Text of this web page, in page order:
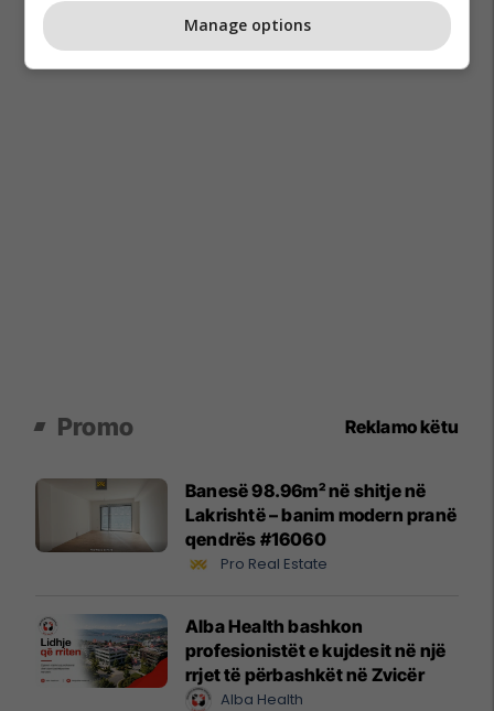
Promo Reklamo këtu
Banesë 98.96m² në shitje në
Lakrishtë – banim modern pranë
qendrës #16060
Pro Real Estate
Alba Health bashkon
profesionistët e kujdesit në një
rrjet të përbashkët në Zvicër
Alba Health
Manage options